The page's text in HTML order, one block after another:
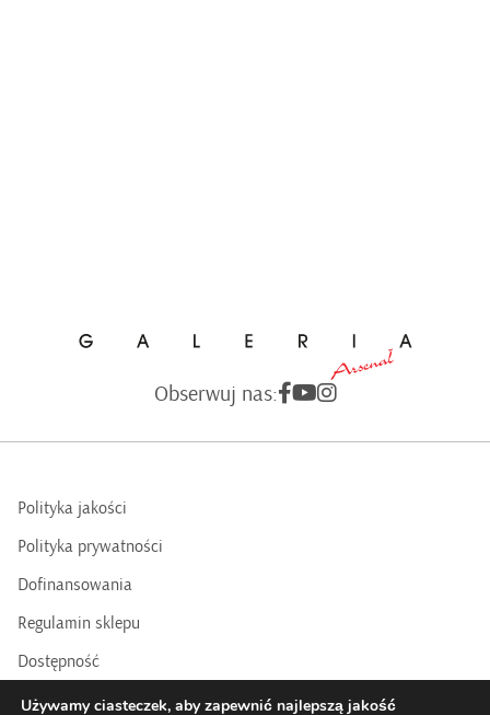
Obserwuj nas:
Polityka jakości
Polityka prywatności
Dofinansowania
Regulamin sklepu
Dostępność
BIP
Używamy ciasteczek, aby zapewnić najlepszą jakość